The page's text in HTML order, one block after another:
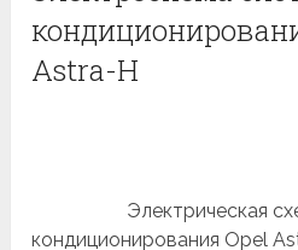
Astra-H
Электрическая
кондиционирования Opel